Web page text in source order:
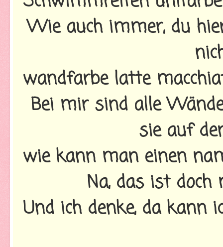
Wie auch immer, du
wandfarbe latte
Bei mir sind alle
sie auf
wie kann man einen
Na, das ist doch
Und ich denke, da kann